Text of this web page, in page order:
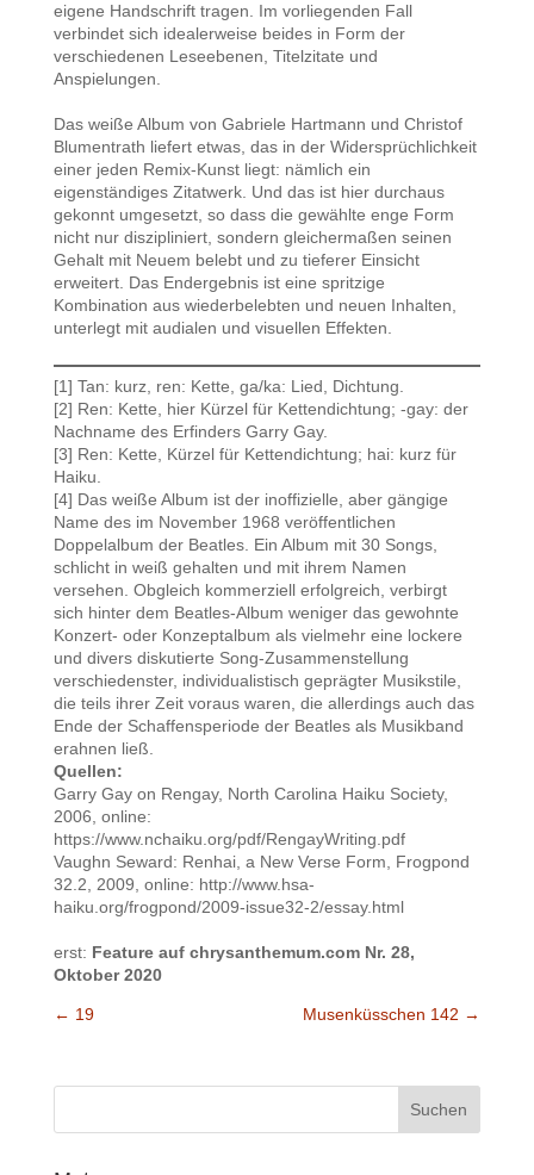
eigene Handschrift tragen. Im vorliegenden Fall
verbindet sich idealerweise beides in Form der
verschiedenen Leseebenen, Titelzitate und
Anspielungen.
Das weiße Album von Gabriele Hartmann und Christof
Blumentrath liefert etwas, das in der Widersprüchlichkeit
einer jeden Remix-Kunst liegt: nämlich ein
eigenständiges Zitatwerk. Und das ist hier durchaus
gekonnt umgesetzt, so dass die gewählte enge Form
nicht nur diszipliniert, sondern gleichermaßen seinen
Gehalt mit Neuem belebt und zu tieferer Einsicht
erweitert. Das Endergebnis ist eine spritzige
Kombination aus wiederbelebten und neuen Inhalten,
unterlegt mit audialen und visuellen Effekten.
[1] Tan: kurz, ren: Kette, ga/ka: Lied, Dichtung.
[2] Ren: Kette, hier Kürzel für Kettendichtung; -gay: der
Nachname des Erfinders Garry Gay.
[3] Ren: Kette, Kürzel für Kettendichtung; hai: kurz für
Haiku.
[4] Das weiße Album ist der inoffizielle, aber gängige
Name des im November 1968 veröffentlichen
Doppelalbum der Beatles. Ein Album mit 30 Songs,
schlicht in weiß gehalten und mit ihrem Namen
versehen. Obgleich kommerziell erfolgreich, verbirgt
sich hinter dem Beatles-Album weniger das gewohnte
Konzert- oder Konzeptalbum als vielmehr eine lockere
und divers diskutierte Song-Zusammenstellung
verschiedenster, individualistisch geprägter Musikstile,
die teils ihrer Zeit voraus waren, die allerdings auch das
Ende der Schaffensperiode der Beatles als Musikband
erahnen ließ.
Quellen:
Garry Gay on Rengay, North Carolina Haiku Society,
2006, online:
https://www.nchaiku.org/pdf/RengayWriting.pdf
Vaughn Seward: Renhai, a New Verse Form, Frogpond
32.2, 2009, online: http://www.hsa-
haiku.org/frogpond/2009-issue32-2/essay.html
erst: Feature auf chrysanthemum.com Nr. 28,
Oktober 2020
← 19 Musenküsschen 142 →